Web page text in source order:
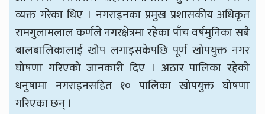
व्यक्त गरेका थिए । नगराइनका प्रमुख प्रशासकीय अधिकृत
रामगुलामलाल कर्णले नगरक्षेत्रमा रहेका पाँच वर्षमुनिका सबै
बालबालिकालाई खोप लगाइसकेपछि पूर्ण खोपयुक्त नगर
घोषणा गरिएको जानकारी दिए । अठार पालिका रहेको
धनुषामा नगराइनसहित १० पालिका खोपयुक्त घोषणा
गरिएका छन् ।